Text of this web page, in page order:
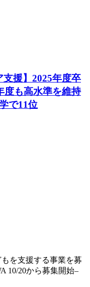
支援】2025年度卒
度も高水準を維持
で11位
を支援する事業を募
10/20から募集開始–